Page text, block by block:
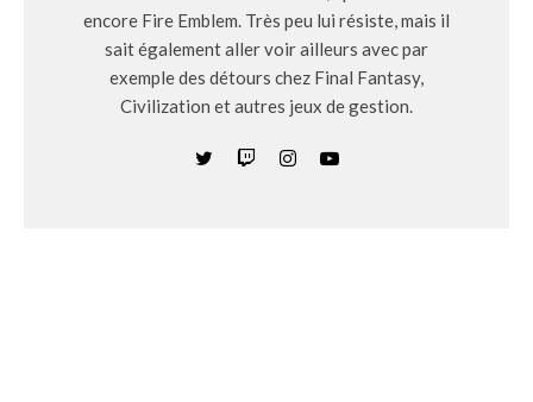
encore Fire Emblem. Très peu lui résiste, mais il
sait également aller voir ailleurs avec par
exemple des détours chez Final Fantasy,
Civilization et autres jeux de gestion.